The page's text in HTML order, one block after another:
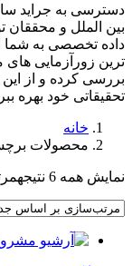
بین الملل و
داده تخصصی به شما
ترین زورآزمایی های
بررسی کرده و از
تحقیقاتی خود بهره
خانه
محصولات
نمایش همه 6 نتیجه